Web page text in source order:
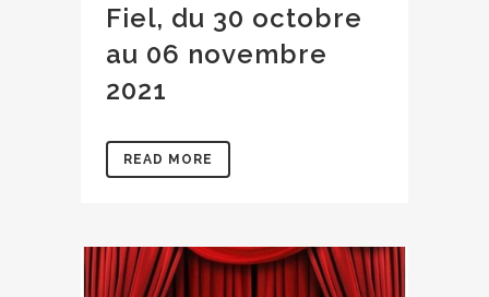
Fiel, du 30 octobre
au 06 novembre
2021
READ MORE